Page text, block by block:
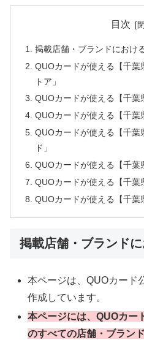
目次
掲載店舗・ブランドにおけ
QUOカードが使える【千葉
トア」
QUOカードが使える【千葉
QUOカードが使える【千葉
QUOカードが使える【千葉
ド」
QUOカードが使える【千葉
QUOカードが使える【千葉
QUOカードが使える【千葉
掲載店舗・ブランド
本ページは、QUOカード
作成しています。
本ページには、QUOカー
のすべての店舗・ブラン